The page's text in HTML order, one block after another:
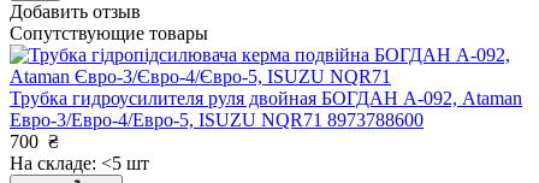
Добавить отзыв
Сопутствующие товары
Трубка гидроусилителя руля двойная БОГДАН А-092, Ataman
Евро-3/Евро-4/Евро-5, ISUZU NQR71 8973788600
700 ₴
На складе: <5 шт